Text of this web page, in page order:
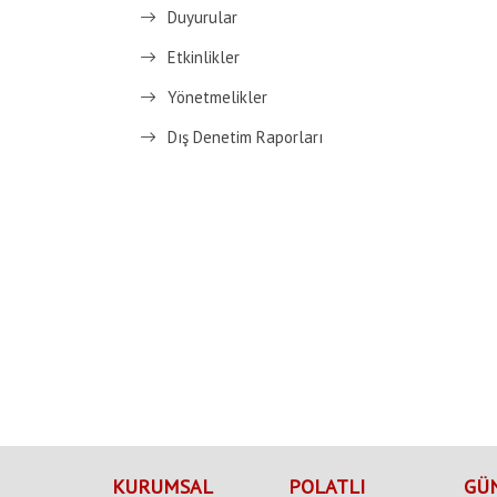
Duyurular
Etkinlikler
Yönetmelikler
Dış Denetim Raporları
KURUMSAL POLATLI